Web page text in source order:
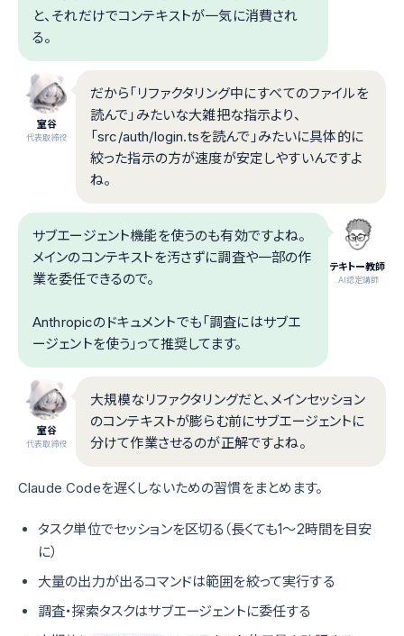
と、それだけでコンテキストが一気に消費され
る。
室谷
代表取締役
だから「リファクタリング中にすべてのファイルを
読んで」みたいな大雑把な指示より、
「src/auth/login.tsを読んで」みたいに具体的に
絞った指示の方が速度が安定しやすいんですよ
ね。
テキトー教師
.AI認定講師
サブエージェント機能を使うのも有効ですよね。
メインのコンテキストを汚さずに調査や一部の作
業を委任できるので。
Anthropicのドキュメントでも「調査にはサブエ
ージェントを使う」って推奨してます。
室谷
代表取締役
大規模なリファクタリングだと、メインセッション
のコンテキストが膨らむ前にサブエージェントに
分けて作業させるのが正解ですよね。
Claude Codeを遅くしないための習慣をまとめます。
タスク単位でセッションを区切る（長くても1〜2時間を目安
に）
大量の出力が出るコマンドは範囲を絞って実行する
調査・探索タスクはサブエージェントに委任する